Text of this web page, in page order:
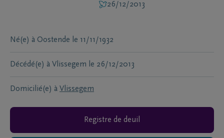
26/12/2013
Né(e) à Oostende le 11/11/1932
Décédé(e) à Vlissegem le 26/12/2013
Domicilié(e) à Vlissegem
Registre de deuil